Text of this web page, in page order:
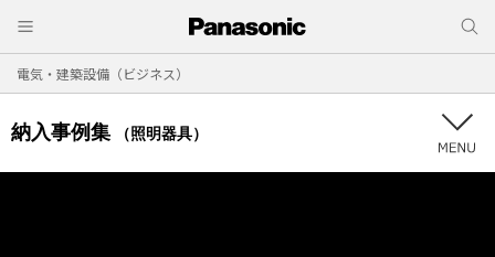
電気・建築設備（ビジネス）
納入事例集 （照明器具）